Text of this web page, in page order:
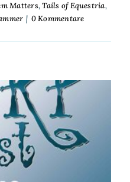
Matters,Tails of Equestria,
| 0 Kommentare
110: Der
2017